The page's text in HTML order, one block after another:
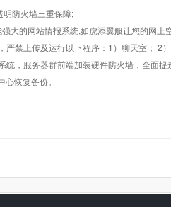
明防火墙三重保障;
大的网站情报系统,如虎添翼般让您的网上
禁上传及运行以下程序：1）聊天室； 2
，服务器群前端加装硬件防火墙，全面
恢复备份。